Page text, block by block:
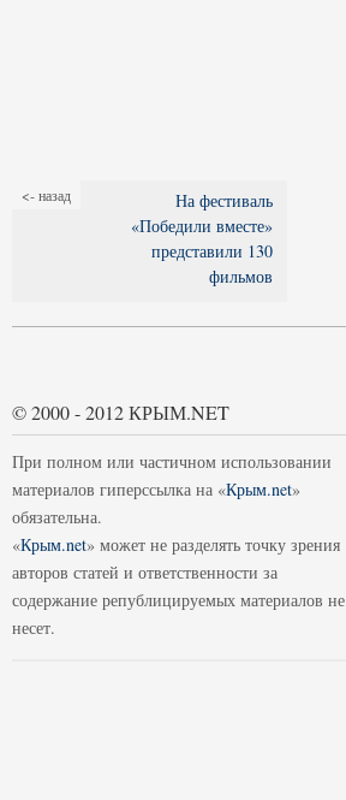
<- назад
На фестиваль
«Победили вместе»
представили 130
фильмов
© 2000 - 2012 КРЫМ.NET
При полном или частичном использовании
материалов гиперссылка на «Крым.net»
обязательна.
«Крым.net» может не разделять точку зрения
авторов статей и ответственности за
содержание републицируемых материалов не
несет.